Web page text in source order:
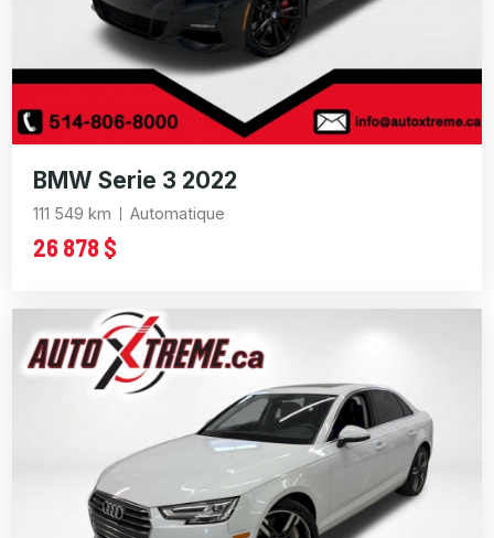
BMW Serie 3 2022
111 549 km Automatique
26 878 $